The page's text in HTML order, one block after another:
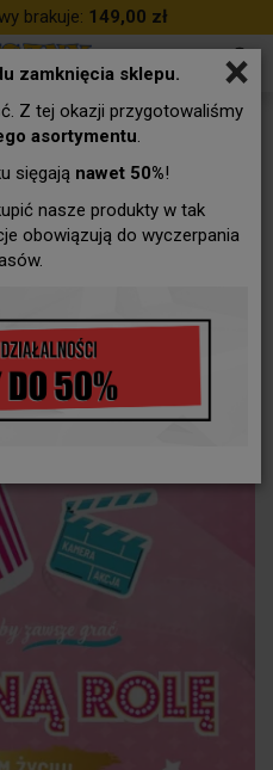
×
zamknięcia sklepu.
Z tej okazji przygotowaliśmy
asortymentu.
sięgają nawet 50%!
nasze produkty w tak
obowiązują do wyczerpania
brakuje: 149,00 zł